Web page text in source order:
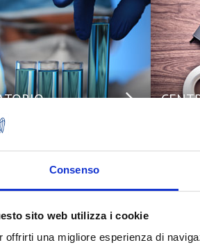
Consenso
sito web utilizza i cookie
offrirti una migliore esperienza di
China –
in modalità webinar,
daCosmoprof Asiaincollaborazionecon